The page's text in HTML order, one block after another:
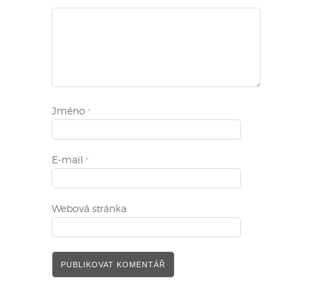
Jméno *
E-mail *
Webová stránka